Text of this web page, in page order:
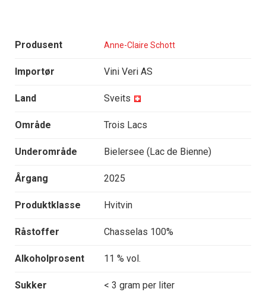
Produsent Anne-Claire Schott
Importør Vini Veri AS
Land Sveits
Område Trois Lacs
Underområde Bielersee (Lac de Bienne)
Årgang 2025
Produktklasse Hvitvin
Råstoffer Chasselas 100%
Alkoholprosent 11 % vol.
Sukker < 3 gram per liter